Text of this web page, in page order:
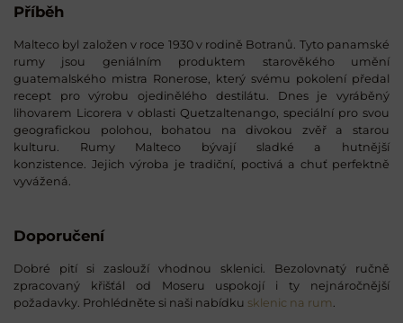
Příběh
Malteco byl založen v roce 1930 v rodině Botranů. Tyto panamské
rumy jsou geniálním produktem starověkého umění
guatemalského mistra Ronerose, který svému pokolení předal
recept pro výrobu ojedinělého destilátu. Dnes je vyráběný
lihovarem Licorera v oblasti Quetzaltenango, speciální pro svou
geografickou polohou, bohatou na divokou zvěř a starou
kulturu. Rumy Malteco bývají sladké a hutnější
konzistence. Jejich výroba je tradiční, poctivá a chuť perfektně
vyvážená.
Doporučení
Dobré pití si zaslouží vhodnou sklenici. Bezolovnatý ručně
zpracovaný křišťál od Moseru uspokojí i ty nejnáročnější
požadavky. Prohlédněte si naši nabídku sklenic na rum